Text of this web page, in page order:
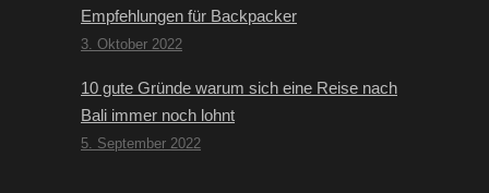
Empfehlungen für Backpacker
3. Oktober 2022
10 gute Gründe warum sich eine Reise nach
Bali immer noch lohnt
5. September 2022